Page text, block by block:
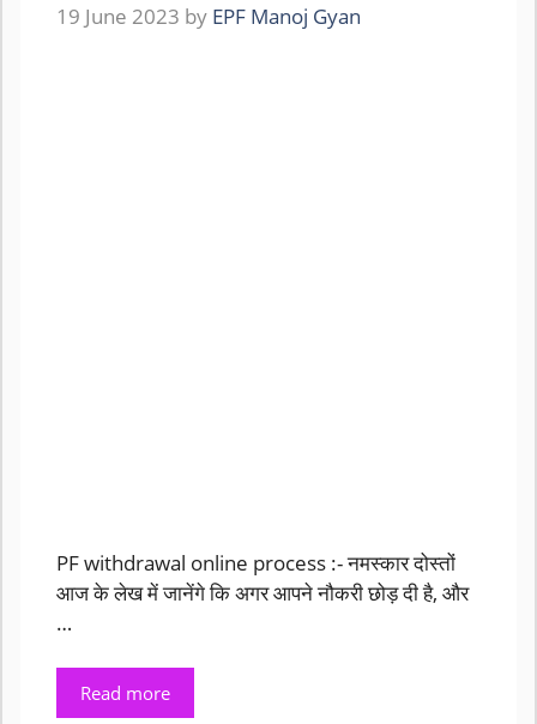
19 June 2023 by EPF Manoj Gyan
PF withdrawal online process :- नमस्कार दोस्तों
आज के लेख में जानेंगे कि अगर आपने नौकरी छोड़ दी है, और
…
Read more